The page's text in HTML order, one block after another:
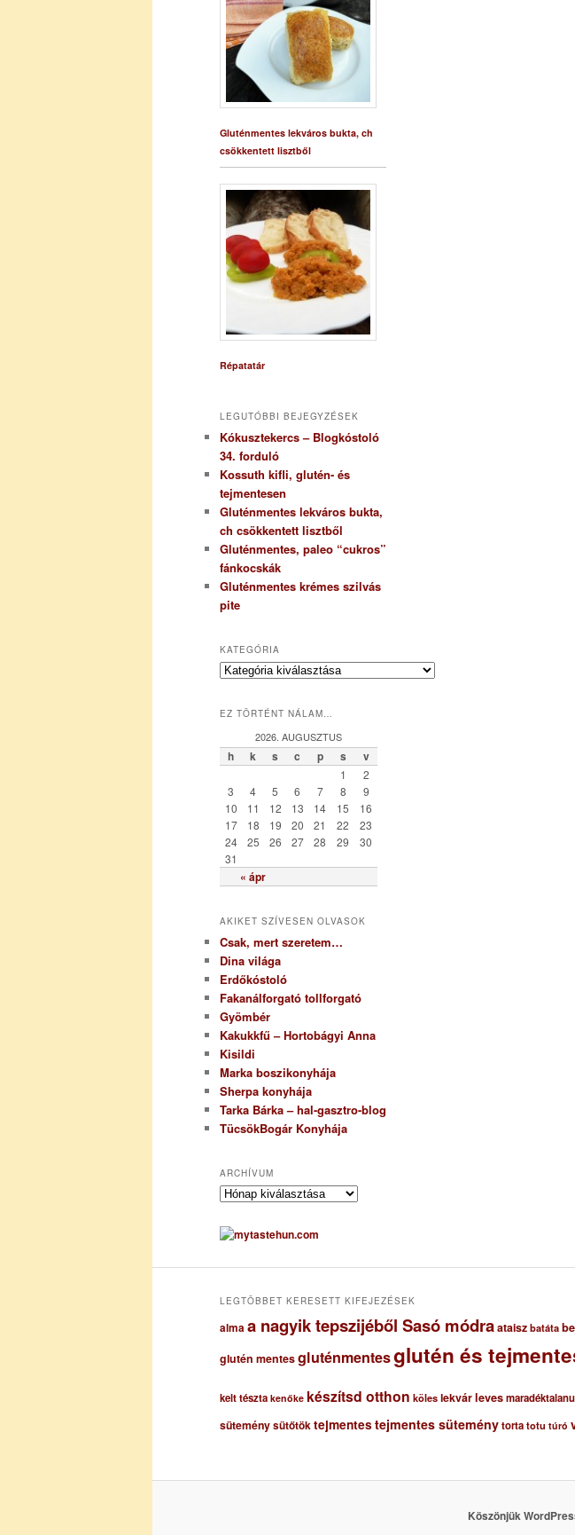
Gluténmentes lekváros bukta, ch
csökkentett lisztből
Répatatár
LEGUTÓBBI BEJEGYZÉSEK
Kókusztekercs – Blogkóstoló
34. forduló
Kossuth kifli, glutén- és
tejmentesen
Gluténmentes lekváros bukta,
ch csökkentett lisztből
Gluténmentes, paleo “cukros”
fánkocskák
Gluténmentes krémes szilvás
pite
KATEGÓRIA
K
e
r
EZ TÖRTÉNT NÁLAM…
2026. AUGUSZTUS
h k s c p s v
« ápr
1
2
3
4 5 6 7 8
9
10
11 12 13 14 15
16
17
18 19 20 21 22
23
24
25 26 27 28 29
30
31
AKIKET SZÍVESEN OLVASOK
Csak, mert szeretem…
Dina világa
Erdőkóstoló
Fakanálforgató tollforgató
Gyömbér
Kakukkfű – Hortobágyi Anna
Kisildi
Marka boszikonyhája
Sherpa konyhája
Tarka Bárka – hal-gasztro-blog
TücsökBogár Konyhája
ARCHÍVUM
A
c
h
uLEGTÖBBET KERESETT KIFEJEZÉSEK
almaa nagyik tepszijéből Sasó módraataisz batáta
glutén mentesgluténmentesglutén és
kelt tészta kenőke készítsd otthon köles lekvárleves
süteménysütőtöktejmentestejmentes süteménytorta totu túró
Köszönjük